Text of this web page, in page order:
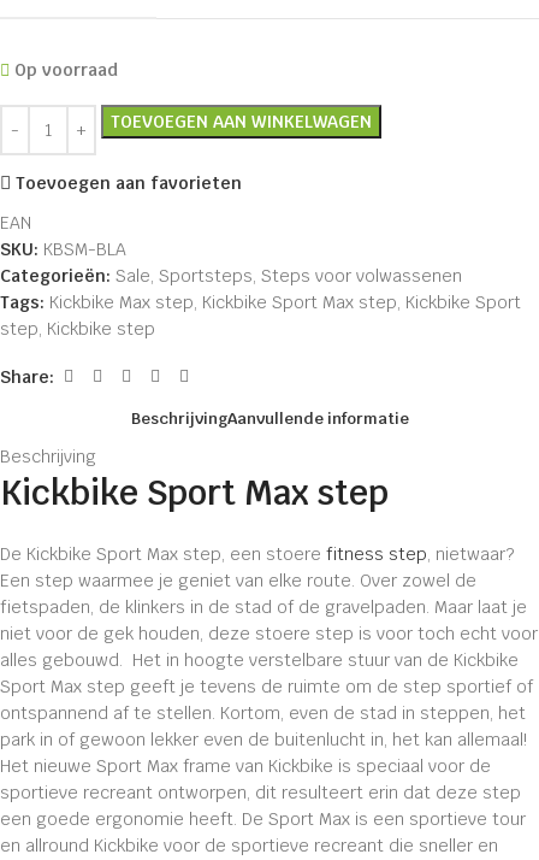
Op voorraad
TOEVOEGEN AAN WINKELWAGEN
Toevoegen aan favorieten
EAN
SKU: KBSM-BLA
Categorieën: Sale, Sportsteps, Steps voor volwassenen
Tags: Kickbike Max step, Kickbike Sport Max step, Kickbike Sport
step, Kickbike step
Share:
BeschrijvingAanvullende informatie
Beschrijving
Kickbike Sport Max step
De Kickbike Sport Max step, een stoere fitness step, nietwaar?
Een step waarmee je geniet van elke route. Over zowel de
fietspaden, de klinkers in de stad of de gravelpaden. Maar laat je
niet voor de gek houden, deze stoere step is voor toch echt voor
alles gebouwd. Het in hoogte verstelbare stuur van de Kickbike
Sport Max step geeft je tevens de ruimte om de step sportief of
ontspannend af te stellen. Kortom, even de stad in steppen, het
park in of gewoon lekker even de buitenlucht in, het kan allemaal!
Het nieuwe Sport Max frame van Kickbike is speciaal voor de
sportieve recreant ontworpen, dit resulteert erin dat deze step
een goede ergonomie heeft. De Sport Max is een sportieve tour
en allround Kickbike voor de sportieve recreant die sneller en